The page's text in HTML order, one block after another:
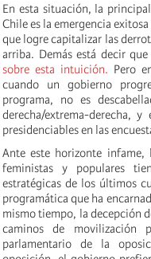
En esta situación, la
Chile es la emergencia
que logre capitalizar las
arriba. Demás está decir
sobre esta intuición. Pero
cuando un gobierno
programa, no es
derecha/extrema-derecha,
presidenciables en las
Ante este horizonte infame,
feministas y populares
estratégicas de los últimos
programática que ha
mismo tiempo, la decepción
caminos de movilización
parlamentario de la